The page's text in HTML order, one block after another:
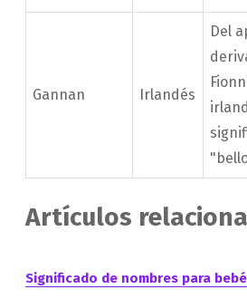
Gannan Irlandés
Del
Artículos
Significado de nombres para